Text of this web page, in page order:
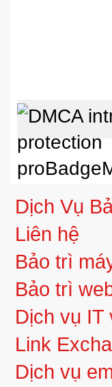
Dịch Vụ
Liên hệ
Bảo trì
Bảo trì
Dịch vụ IT
Link
Dịch vụ